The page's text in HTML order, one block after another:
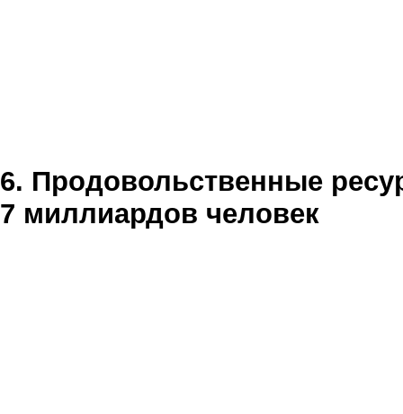
6. Продовольственные
7 миллиардов человек